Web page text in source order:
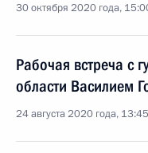
30 октября 2020 года,
Рабочая встреча с
области Василием
24 августа 2020 года, 13:45